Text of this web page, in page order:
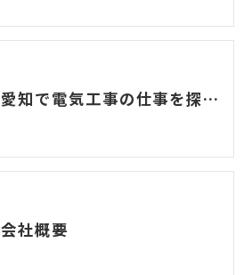
愛知で電気工事の仕事を探す20代の方へ
会社概要